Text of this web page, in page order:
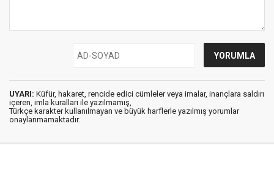
UYARI: Küfür, hakaret, rencide edici cümleler veya imalar, inançlara saldırı
içeren, imla kuralları ile yazılmamış,
Türkçe karakter kullanılmayan ve büyük harflerle yazılmış yorumlar
onaylanmamaktadır.